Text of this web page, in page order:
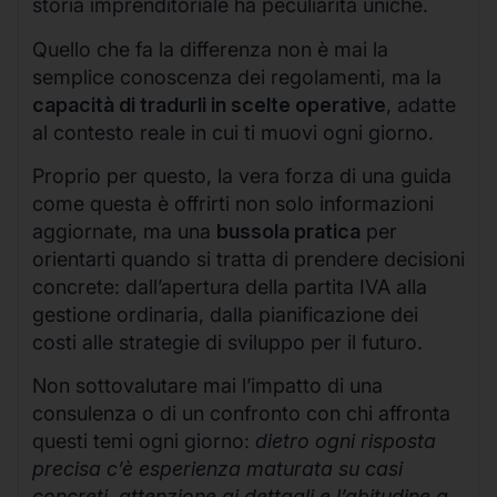
storia imprenditoriale ha peculiarità uniche.
Quello che fa la differenza non è mai la
semplice conoscenza dei regolamenti, ma la
capacità di tradurli in scelte operative, adatte
al contesto reale in cui ti muovi ogni giorno.
Proprio per questo, la vera forza di una guida
come questa è offrirti non solo informazioni
aggiornate, ma una bussola pratica per
orientarti quando si tratta di prendere decisioni
concrete: dall’apertura della partita IVA alla
gestione ordinaria, dalla pianificazione dei
costi alle strategie di sviluppo per il futuro.
Non sottovalutare mai l’impatto di una
consulenza o di un confronto con chi affronta
questi temi ogni giorno: dietro ogni risposta
precisa c’è esperienza maturata su casi